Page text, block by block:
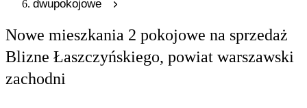
dwupokojowe
Nowe mieszkania 2 pokojowe na sprzedaż
Blizne Łaszczyńskiego, powiat warszawski
zachodni